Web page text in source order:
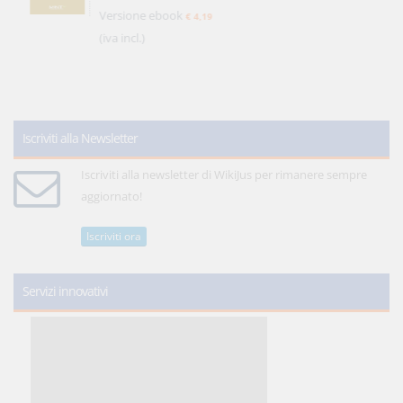
Versione ebook € 4,19
(iva incl.)
Iscriviti alla Newsletter
Iscriviti alla newsletter di WikiJus per rimanere sempre
aggiornato!
Iscriviti ora
Servizi innovativi